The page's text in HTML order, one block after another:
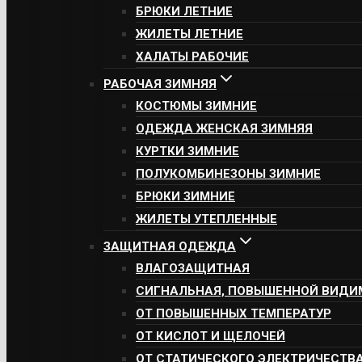
БРЮКИ ЛЕТНИЕ
ЖИЛЕТЫ ЛЕТНИЕ
ХАЛАТЫ РАБОЧИЕ
РАБОЧАЯ ЗИМНЯЯ
КОСТЮМЫ ЗИМНИЕ
ОДЕЖДА ЖЕНСКАЯ ЗИМНЯЯ
КУРТКИ ЗИМНИЕ
ПОЛУКОМБИНЕЗОНЫ ЗИМНИЕ
БРЮКИ ЗИМНИЕ
ЖИЛЕТЫ УТЕПЛЕННЫЕ
ЗАЩИТНАЯ ОДЕЖДА
ВЛАГОЗАЩИТНАЯ
СИГНАЛЬНАЯ, ПОВЫШЕННОЙ
ОТ ПОВЫШЕННЫХ ТЕМПЕРАТУР
ОТ КИСЛОТ И ЩЕЛОЧЕЙ
ОТ СТАТИЧЕСКОГО